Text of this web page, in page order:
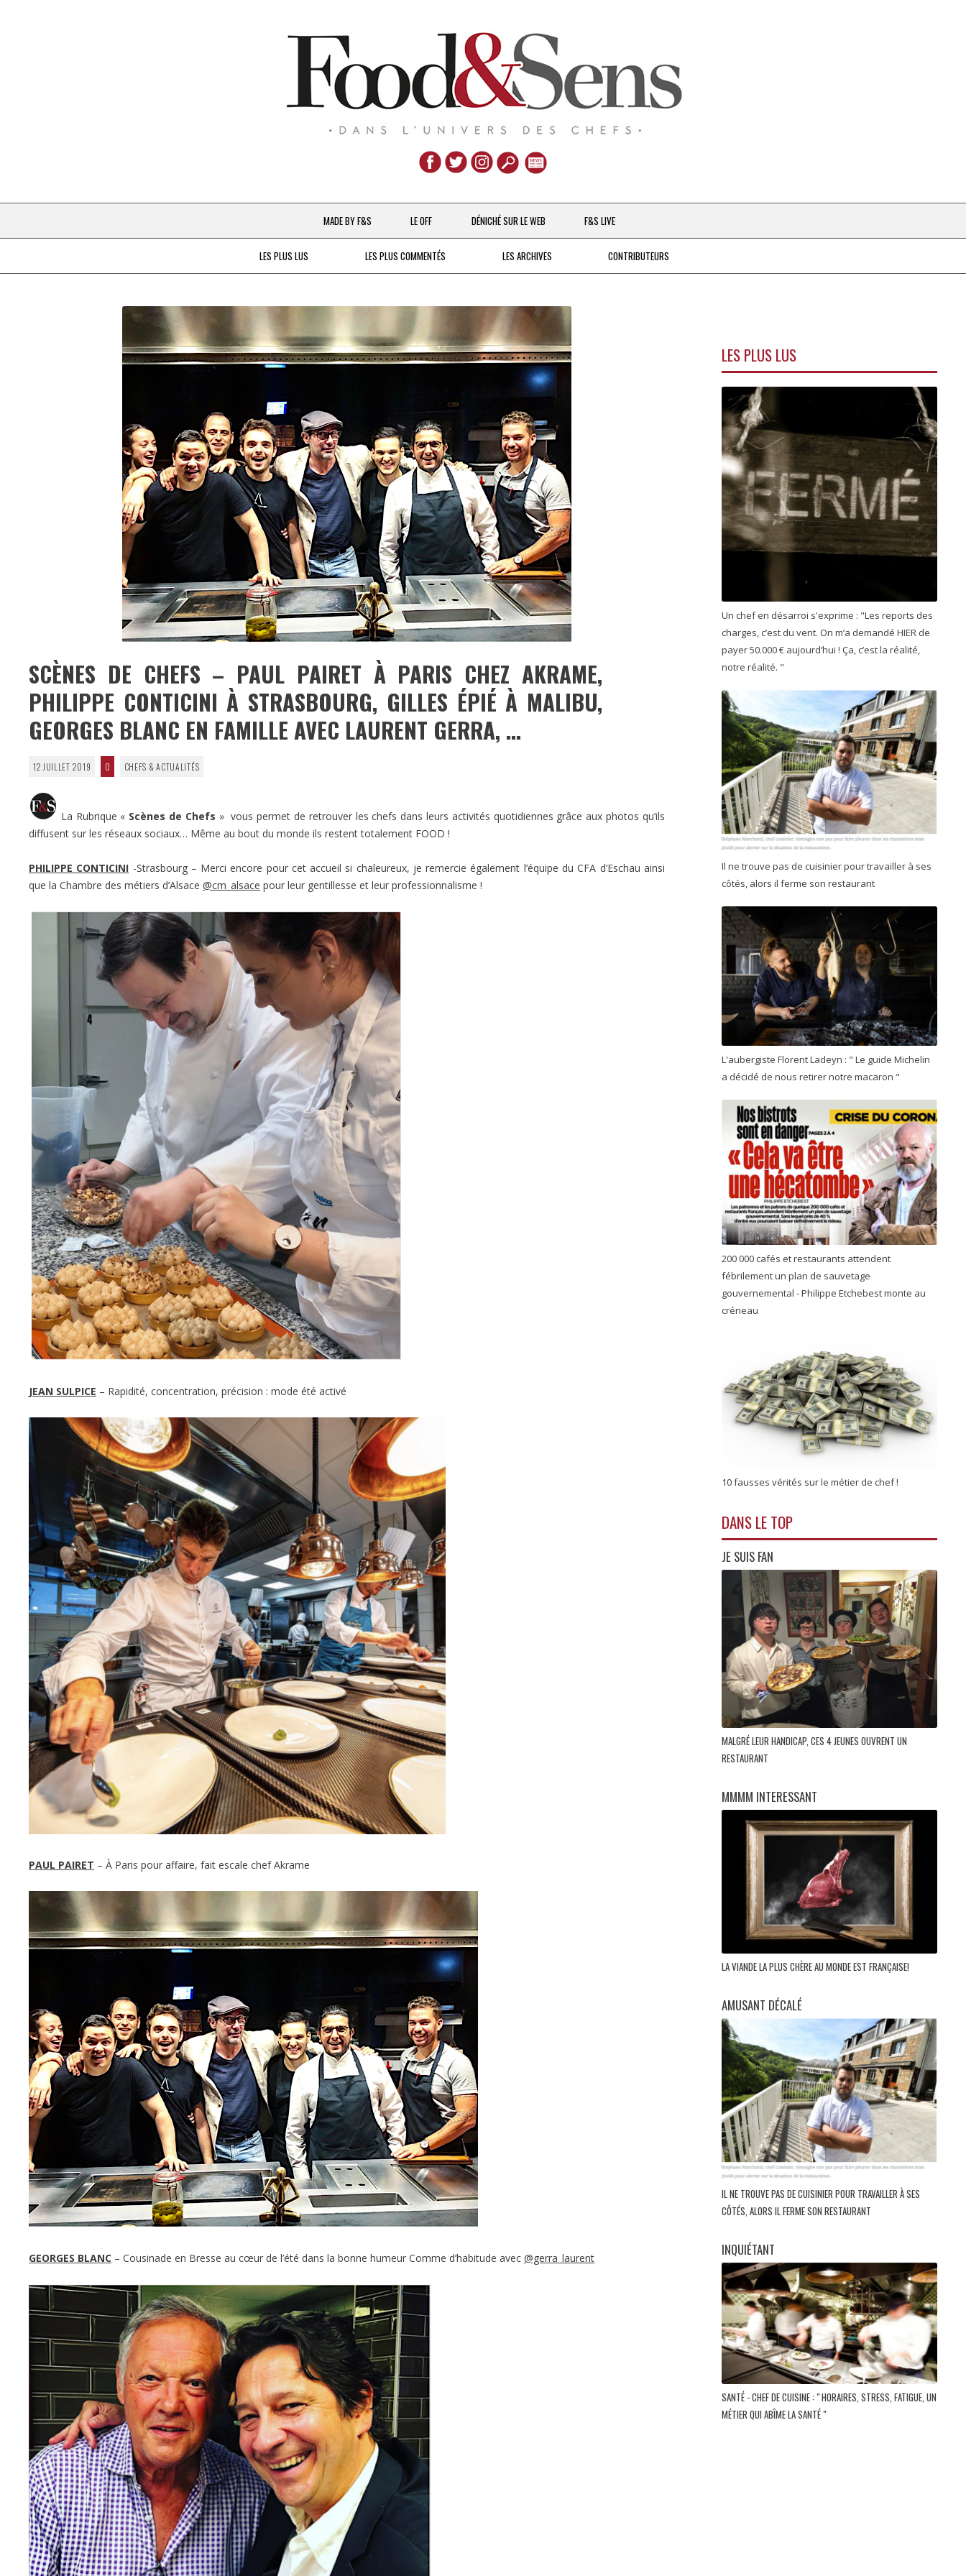
Aller
au
contenu
MADE BY F&S
CHEFS & ACTUALITÉS
DESTIN DE FEMME
LE OFF DÉNICHÉ SUR LE WEB F&S LIVE
LES PLUS LUS LES PLUS COMMENTÉS LES ARCHIVES
DEPUIS 2016
CONTRIBUTEURS
SCÈNES DE CHEFS – PAUL PAIRET À PARIS CHEZ AKRAME,
PHILIPPE CONTICINI À STRASBOURG, GILLES ÉPIÉ À MALIBU,
GEORGES BLANC EN FAMILLE AVEC LAURENT GERRA, …
12 JUILLET 2019 0 CHEFS & ACTUALITÉS
La Rubrique « Scènes de Chefs » vous permet de retrouver les chefs dans leurs activités quotidiennes grâce aux photos qu’ils
diffusent sur les réseaux sociaux… Même au bout du monde ils restent totalement FOOD !
PHILIPPE CONTICINI -Strasbourg – Merci encore pour cet accueil si chaleureux, je remercie également l’équipe du CFA d’Eschau ainsi
que la Chambre des métiers d’Alsace @cm_alsace pour leur gentillesse et leur professionnalisme !
JEAN SULPICE – Rapidité, concentration, précision : mode été activé
PAUL PAIRET – À Paris pour affaire, fait escale chef Akrame
GEORGES BLANC – Cousinade en Bresse au cœur de l’été dans la bonne humeur Comme d’habitude avec @gerra_laurent
LES PLUS LUS
Un chef en désarroi s'exprime : "Les reports des
charges, c’est du vent. On m’a demandé HIER de
payer 50.000 € aujourd’hui ! Ça, c’est la réalité,
notre réalité. "
Il ne trouve pas de cuisinier pour travailler à ses
côtés, alors il ferme son restaurant
L'aubergiste Florent Ladeyn : " Le guide Michelin
a décidé de nous retirer notre macaron "
200 000 cafés et restaurants attendent
fébrilement un plan de sauvetage
gouvernemental - Philippe Etchebest monte au
créneau
10 fausses vérités sur le métier de chef !
DANS LE TOP
JE SUIS FAN
MALGRÉ LEUR HANDICAP, CES 4 JEUNES OUVRENT UN
RESTAURANT
MMMM INTERESSANT
LA VIANDE LA PLUS CHÈRE AU MONDE EST FRANÇAISE!
AMUSANT DÉCALÉ
IL NE TROUVE PAS DE CUISINIER POUR TRAVAILLER À SES
CÔTÉS, ALORS IL FERME SON RESTAURANT
INQUIÉTANT
SANTÉ - CHEF DE CUISINE : " HORAIRES, STRESS, FATIGUE, UN
MÉTIER QUI ABÎME LA SANTÉ "